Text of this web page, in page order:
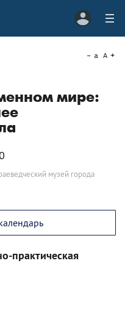
a A
мире:
музей города
практическая